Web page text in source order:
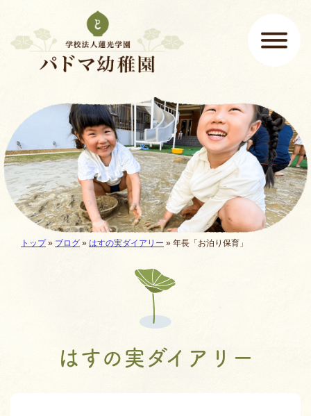
メインメニュー
ここから本文です。
現在地:
トップ» ブログ » はすの実ダイアリー » 年長「お泊り保育」
はすの実ダイアリー